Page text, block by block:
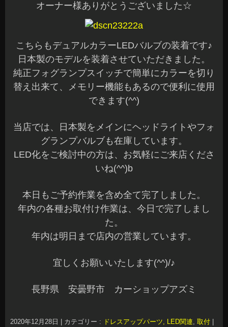
オーナー様ありがとうございました☆
こちらもデュアルカラーLEDバルブの装着です♪
日本製のモデルを装着させていただきました。
純正フォグランプスイッチで簡単にカラーを切り
替え出来て、メモリー機能もあるので便利に使用
できます(^^)
当店では、日本製をメインにヘッドライトやフォ
グランプバルブも在庫しています。
LED化をご検討中の方は、お気軽にご来店くださ
いね(^^)b
本日もご予約作業を含め全て完了しました。
年内の各種お取付け作業は、今日で完了しまし
た。
年内は明日まで店内の営業しています。
宜しくお願いいたします(^^)/♪
長野県 安曇野市 カーショップアズミ
2020年12月28日 カテゴリー : ドレスアップパーツ, LED関連, 取付